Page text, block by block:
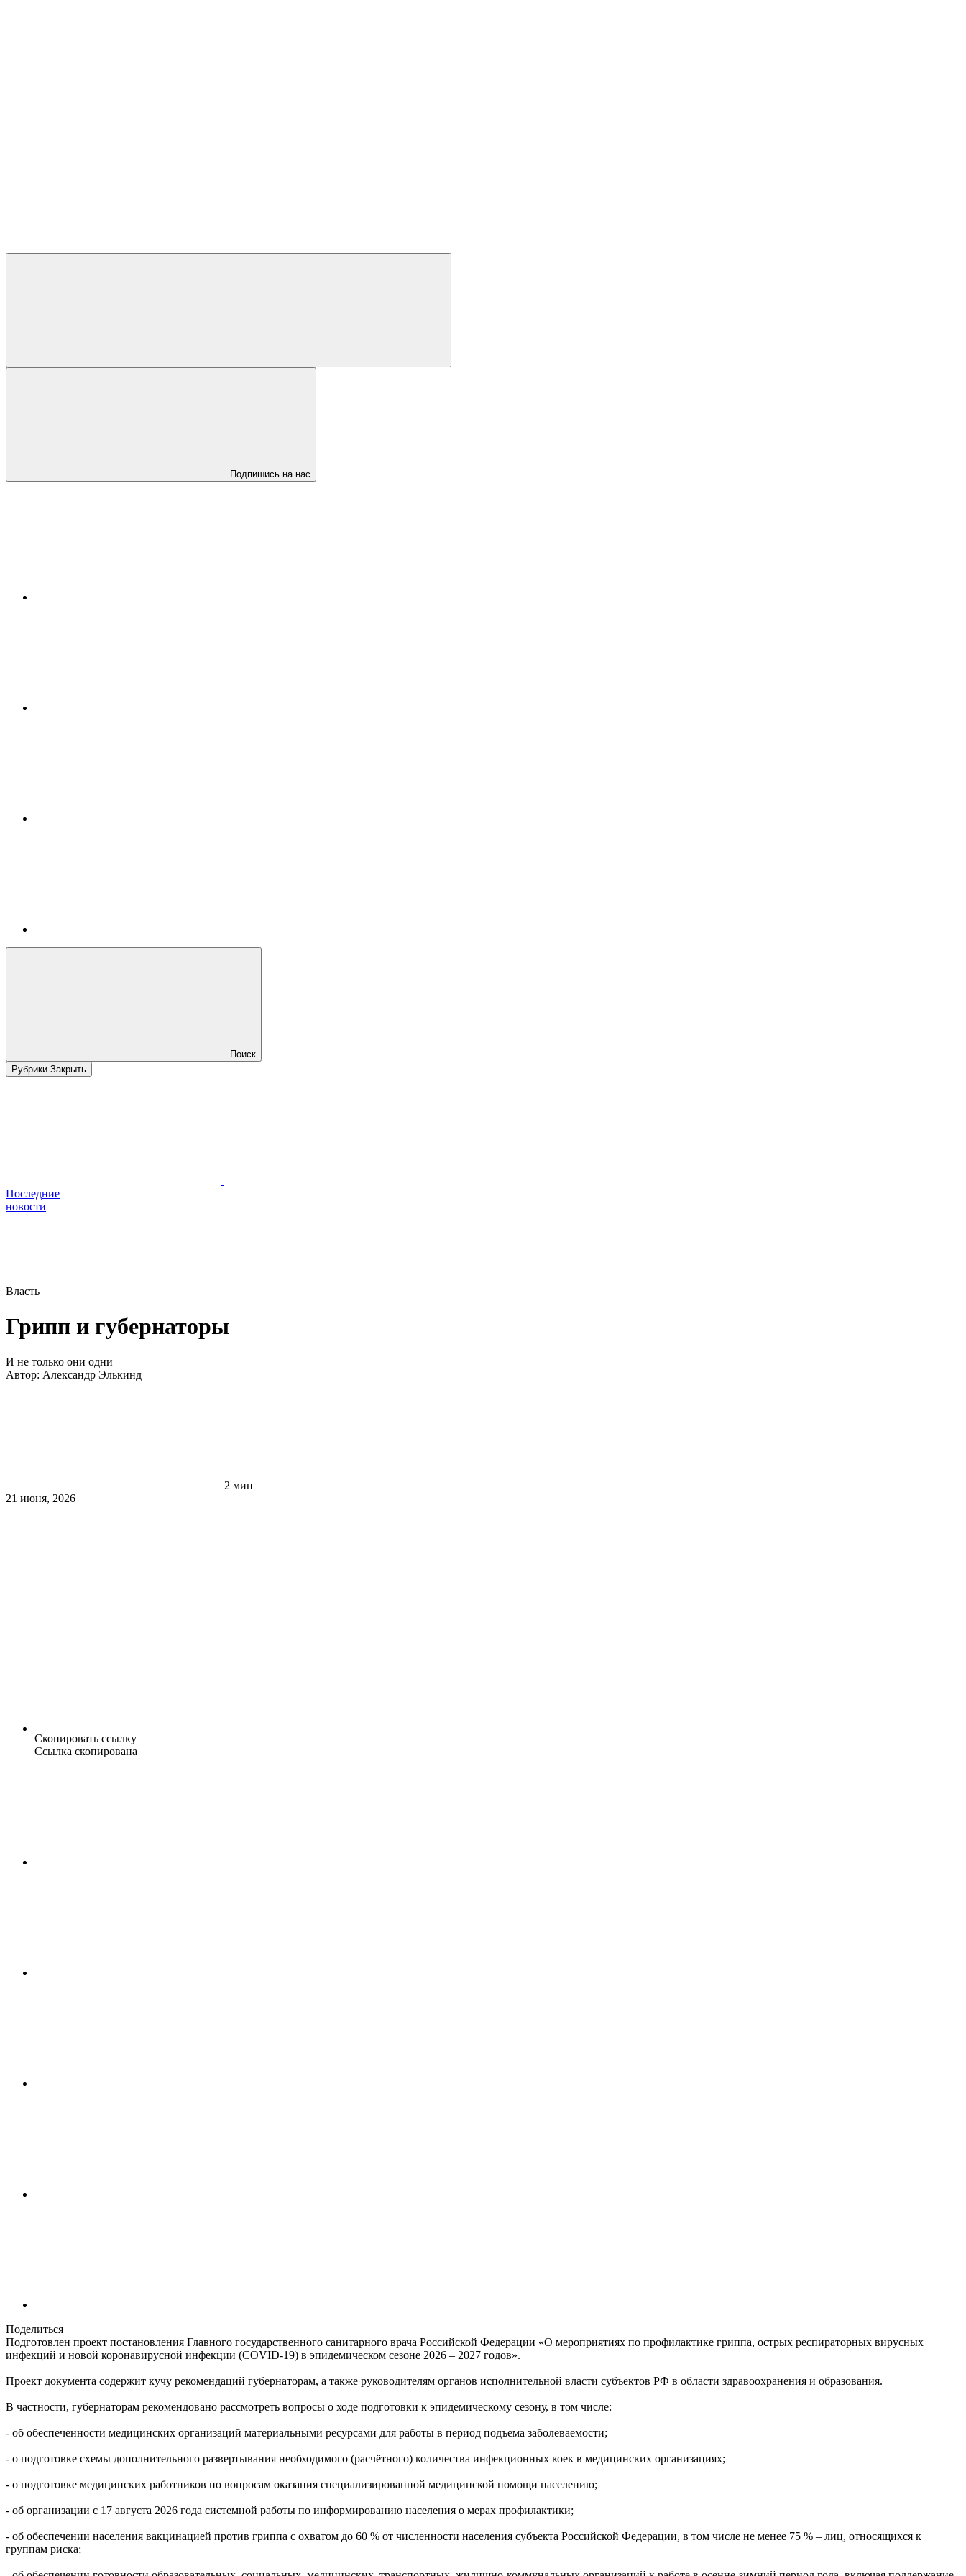
Подпишись на нас
Поиск
Рубрики Закрыть
Последние
новости
Власть
Грипп и губернаторы
И не только они одни
Автор: Александр Элькинд
2 мин
21 июня, 2026
Скопировать ссылку
Ссылка скопирована
Поделиться
Подготовлен проект постановления Главного государственного санитарного врача Российской Федерации «О мероприятиях по профилактике гриппа, острых респираторных вирусных
инфекций и новой коронавирусной инфекции (COVID-19) в эпидемическом сезоне 2026 – 2027 годов».
Проект документа содержит кучу рекомендаций губернаторам, а также руководителям органов исполнительной власти субъектов РФ в области здравоохранения и образования.
В частности, губернаторам рекомендовано рассмотреть вопросы о ходе подготовки к эпидемическому сезону, в том числе:
- об обеспеченности медицинских организаций материальными ресурсами для работы в период подъема заболеваемости;
- о подготовке схемы дополнительного развертывания необходимого (расчётного) количества инфекционных коек в медицинских организациях;
- о подготовке медицинских работников по вопросам оказания специализированной медицинской помощи населению;
- об организации с 17 августа 2026 года системной работы по информированию населения о мерах профилактики;
- об обеспечении населения вакцинацией против гриппа с охватом до 60 % от численности населения субъекта Российской Федерации, в том числе не менее 75 % – лиц, относящихся к
группам риска;